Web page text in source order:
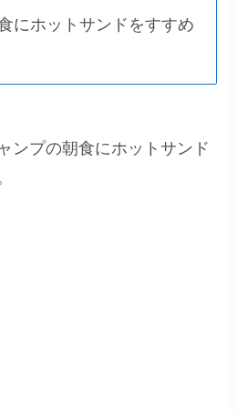
にホットサンドをすすめ
ンプの朝食にホットサンド